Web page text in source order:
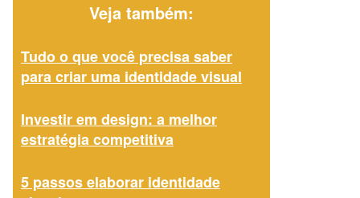
Veja também:
Tudo o que você precisa saber
para criar uma identidade visual
Investir em design: a melhor
estratégia competitiva
5 passos elaborar identidade